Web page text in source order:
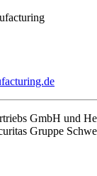
GmbH und
Gruppe